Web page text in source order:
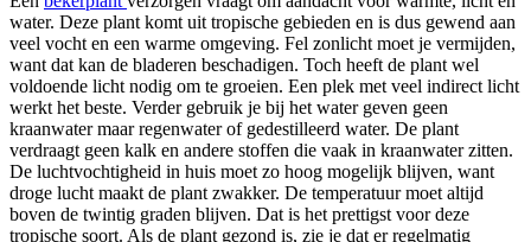
water. Deze plant komt uit tropische gebieden en is dus gewend aan
veel vocht en een warme omgeving. Fel zonlicht moet je vermijden,
want dat kan de bladeren beschadigen. Toch heeft de plant wel
voldoende licht nodig om te groeien. Een plek met veel indirect licht
werkt het beste. Verder gebruik je bij het water geven geen
kraanwater maar regenwater of gedestilleerd water. De plant
verdraagt geen kalk en andere stoffen die vaak in kraanwater zitten.
De luchtvochtigheid in huis moet zo hoog mogelijk blijven, want
droge lucht maakt de plant zwakker. De temperatuur moet altijd
boven de twintig graden blijven. Dat is het prettigst voor deze
tropische soort. Als de plant gezond is, zie je dat er regelmatig